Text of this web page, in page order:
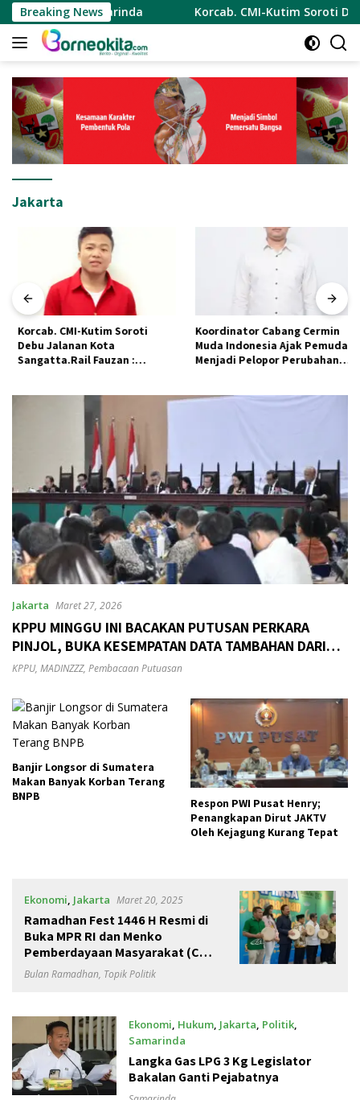
Langsung
ke
konten
Breaking News
Samarinda Korcab. CMI-Kutim Soroti Debu
Jakarta
Korcab. CMI-Kutim Soroti
Debu Jalanan Kota
Sangatta.Rail Fauzan :
Koordinator Cabang Cermin
Muda Indonesia Ajak Pemuda
Menjadi Pelopor Perubahan
Jakarta Maret 27, 2026
KPPU MINGGU INI BACAKAN PUTUSAN PERKARA
PINJOL, BUKA KESEMPATAN DATA TAMBAHAN DARI
INSTANSI TERKAIT
KPPU, MADINZZZ, Pembacaan Putuasan
Banjir Longsor di Sumatera
Makan Banyak Korban Terang
BNPB
Respon PWI Pusat Henry;
Penangkapan Dirut JAKTV
Oleh Kejagung Kurang Tepat
Ekonomi, Jakarta Maret 20, 2025
Ramadhan Fest 1446 H Resmi di
Buka MPR RI dan Menko
Pemberdayaan Masyarakat (Cak
Imin)
Bulan Ramadhan, Topik Politik
Ekonomi, Hukum, Jakarta, Politik,
Samarinda
Januari 31, 2025
Langka Gas LPG 3 Kg Legislator
Bakalan Ganti Pejabatnya